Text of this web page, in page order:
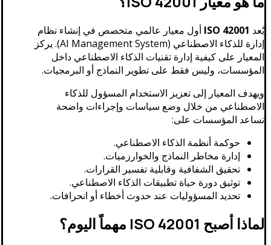
يُعد ISO 42001 أول معيار عالمي متخصص في إنشاء نظام
إدارة للذكاء الاصطناعي (AI Management System). يركز
المعيار على كيفية إدارة تقنيات الذكاء الاصطناعي داخل
المؤسسات، وليس فقط على تطوير النماذج أو البرمجيات.
ويهدف المعيار إلى تعزيز الاستخدام المسؤول للذكاء
الاصطناعي من خلال وضع سياسات وإجراءات واضحة
تساعد المؤسسات على:
حوكمة أنظمة الذكاء الاصطناعي.
إدارة مخاطر النماذج والخوارزميات.
تحقيق الشفافية وقابلية تفسير القرارات.
توثيق دورة حياة تطبيقات الذكاء الاصطناعي.
تحديد المسؤوليات عند حدوث أخطاء أو انحرافات.
لماذا أصبح ISO 42001 مهماً اليوم؟